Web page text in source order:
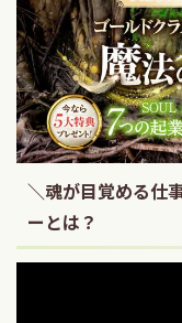
＼魂が目覚める仕
ーとは？